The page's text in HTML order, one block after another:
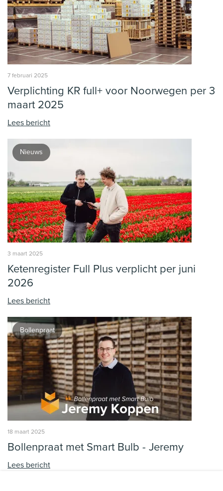
7 februari 2025
Verplichting KR full+ voor Noorwegen per 3
maart 2025
Lees bericht
Nieuws
3 maart 2025
Ketenregister Full Plus verplicht per juni
2026
Lees bericht
Bollenpraat
18 maart 2025
Bollenpraat met Smart Bulb - Jeremy
Lees bericht